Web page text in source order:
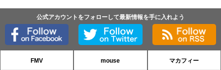
公式アカウントをフォローして最新情報を手に入れよう
FMV mouse マカフィー